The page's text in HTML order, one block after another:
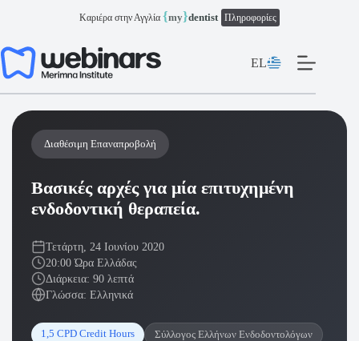
Καριέρα στην Αγγλία {my}dentist Πληροφορίες
EL
Διαθέσιμη Επαναπροβολή
Βασικές αρχές για μία επιτυχημένη
ενδοδοντική θεραπεία.
Τετάρτη, 24 Ιουνίου 2020
20:00 Ώρα Ελλάδας
Διάρκεια: 90 λεπτά
Γλώσσα: Ελληνικά
1,5 CPD Credit Hours Σύλλογος Ελλήνων Ενδοδοντολόγων